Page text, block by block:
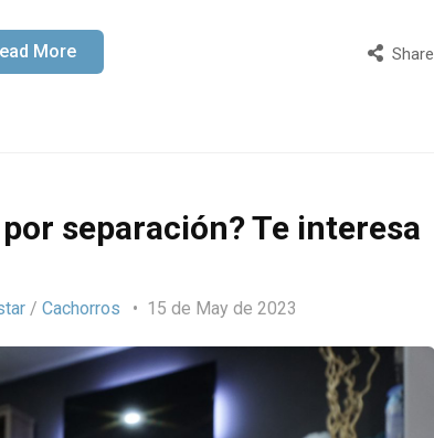
More Share
separación? Te interesa
/ Cachorros 15 de May de 2023